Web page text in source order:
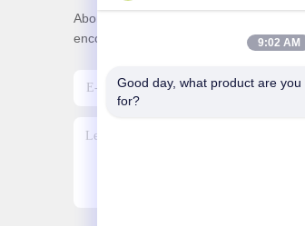
Abonnez-vous à notre newsletter pour
encore.
9:02 AM
Good day, what product are you
for?